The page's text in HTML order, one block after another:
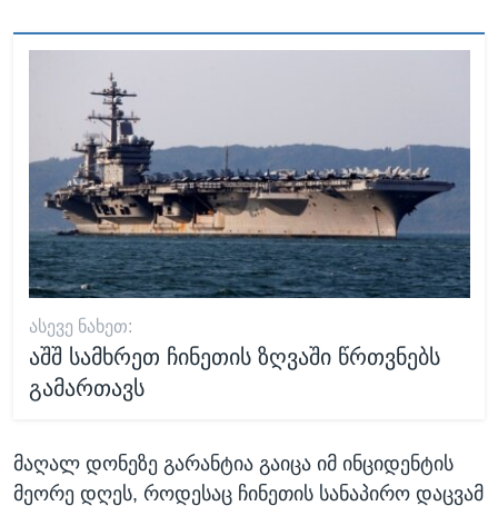
ᲐᲡᲔᲕᲔ ᲜᲐᲮᲔᲗ:
აშშ სამხრეთ ჩინეთის ზღვაში წრთვნებს
გამართავს
მაღალ დონეზე გარანტია გაიცა იმ ინციდენტის
მეორე დღეს, როდესაც ჩინეთის სანაპირო დაცვამ